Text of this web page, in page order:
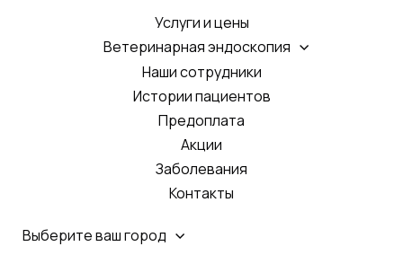
Услуги и цены
Ветеринарная эндоскопия
Наши сотрудники
Истории пациентов
Предоплата
Акции
Заболевания
Контакты
Выберите ваш город